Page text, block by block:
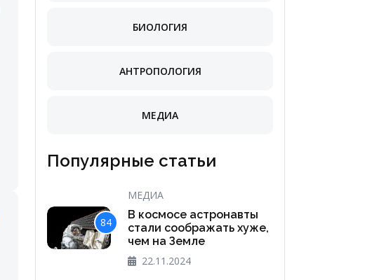
БИОЛОГИЯ
АНТРОПОЛОГИЯ
МЕДИА
Популярные статьи
84
МЕДИА
В космосе астронавты
стали соображать хуже,
чем на Земле
22.11.2024